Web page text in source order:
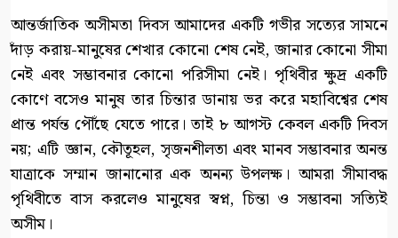
আন্তর্জাতিক অসীমতা দিবস আমাদের একটি গভীর সত্যের সামনে
দাঁড় করায়-মানুষের শেখার কোনো শেষ নেই, জানার কোনো সীমা
নেই এবং সম্ভাবনার কোনো পরিসীমা নেই। পৃথিবীর ক্ষুদ্র একটি
কোণে বসেও মানুষ তার চিন্তার ডানায় ভর করে মহাবিশ্বের শেষ
প্রান্ত পর্যন্ত পৌঁছে যেতে পারে। তাই ৮ আগস্ট কেবল একটি দিবস
নয়; এটি জ্ঞান, কৌতূহল, সৃজনশীলতা এবং মানব সম্ভাবনার অনন্ত
যাত্রাকে সম্মান জানানোর এক অনন্য উপলক্ষ। আমরা সীমাবদ্ধ
পৃথিবীতে বাস করলেও মানুষের স্বপ্ন, চিন্তা ও সম্ভাবনা সত্যিই
অসীম।